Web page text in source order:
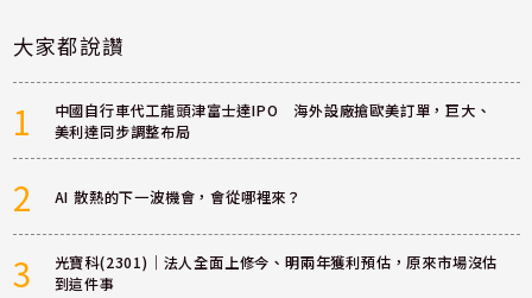
大家都說讚
1
中國自行車代工龍頭津富士達IPO 海外設廠搶歐美訂單，巨大、
美利達同步調整布局
2 AI 散熱的下一波機會，會從哪裡來？
3
光寶科(2301)｜法人全面上修今、明兩年獲利預估，原來市場沒估
到這件事